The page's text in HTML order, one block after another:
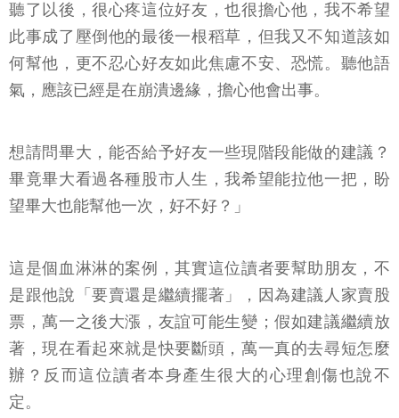
聽了以後，很心疼這位好友，也很擔心他，我不希望
此事成了壓倒他的最後一根稻草，但我又不知道該如
何幫他，更不忍心好友如此焦慮不安、恐慌。聽他語
氣，應該已經是在崩潰邊緣，擔心他會出事。
想請問畢大，能否給予好友一些現階段能做的建議？
畢竟畢大看過各種股市人生，我希望能拉他一把，盼
望畢大也能幫他一次，好不好？」
這是個血淋淋的案例，其實這位讀者要幫助朋友，不
是跟他說「要賣還是繼續擺著」，因為建議人家賣股
票，萬一之後大漲，友誼可能生變；假如建議繼續放
著，現在看起來就是快要斷頭，萬一真的去尋短怎麼
辦？反而這位讀者本身產生很大的心理創傷也說不
定。